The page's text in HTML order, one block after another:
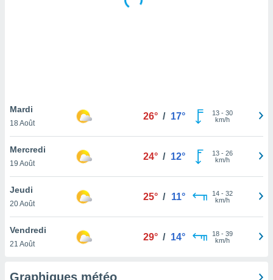
notre
que
et que
Mardi
18 Août
26° / 17° 13- 30
km/h
Mercredi
19 Août
24° / 12° 13- 26
km/h
Jeudi
20 Août
25° / 11° 14- 32
km/h
Vendredi
21 Août
29° / 14° 18- 39
km/h
Graphiques météo